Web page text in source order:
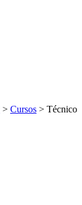
> Cursos > Técnico